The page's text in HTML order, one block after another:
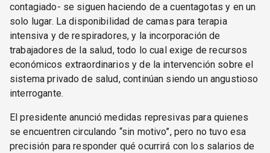
contagiado- se siguen haciendo de a cuentagotas y en un
solo lugar. La disponibilidad de camas para terapia
intensiva y de respiradores, y la incorporación de
trabajadores de la salud, todo lo cual exige de recursos
económicos extraordinarios y de la intervención sobre el
sistema privado de salud, continúan siendo un angustioso
interrogante.
El presidente anunció medidas represivas para quienes
se encuentren circulando “sin motivo”, pero no tuvo esa
precisión para responder qué ocurrirá con los salarios de